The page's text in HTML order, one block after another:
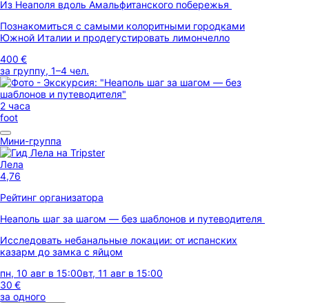
Из Неаполя вдоль Амальфитанского побережья
Познакомиться с самыми колоритными городками
Южной Италии и продегустировать лимончелло
400 €
за группу, 1–4 чел.
2 часа
foot
Мини-группа
Лела
4,76
Рейтинг организатора
Неаполь шаг за шагом — без шаблонов и путеводителя
Исследовать небанальные локации: от испанских
казарм до замка с яйцом
пн, 10 авг в 15:00вт, 11 авг в 15:00
30 €
за одного